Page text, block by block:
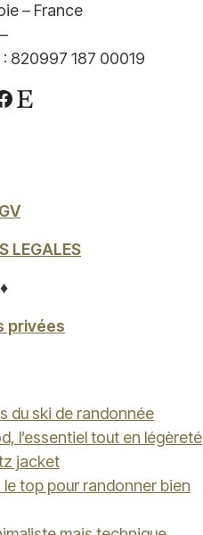
– France
–
: 820997 187 00019
Etsy
LEGALES
♦
privées
du ski de randonnée
l’essentiel tout en légèreté
jacket
top pour randonner bien